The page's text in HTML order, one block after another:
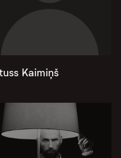
Kaimiņš